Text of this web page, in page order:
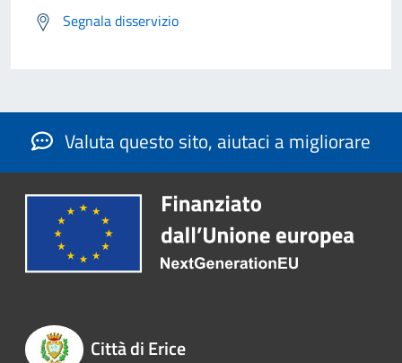
Segnala disservizio
Valuta questo sito, aiutaci a migliorare
Città di Erice